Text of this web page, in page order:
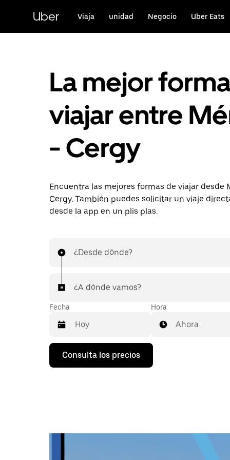
contenido
principal
Uber Viaja unidad Negocio Uber Eats
La mejor
viajar entre
- Cergy
Encuentra las mejores formas de viajar desde
Cergy. También puedes solicitar un viaje
desde la app en un plis plas.
¿Desde dónde?
¿A dónde vamos?
Fecha
Pulsa
flecha
y
Hora
Ahora
Consulta los precios